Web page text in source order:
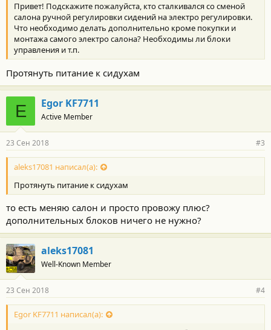
Привет! Подскажите пожалуйста, кто сталкивался со сменой
салона ручной регулировки сидений на электро регулировки.
Что необходимо делать дополнительно кроме покупки и
монтажа самого электро салона? Необходимы ли блоки
управления и т.п.
Протянуть питание к сидухам
E Egor KF7711
Active Member
23 Сен 2018 #3
aleks17081 написал(а):
Протянуть питание к сидухам
то есть меняю салон и просто провожу плюс?
дополнительных блоков ничего не нужно?
aleks17081
Well-Known Member
23 Сен 2018 #4
Egor KF7711 написал(а):